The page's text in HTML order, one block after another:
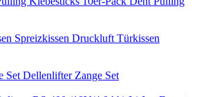
Druckluft Türkissen
Dellenlifter Zange Set